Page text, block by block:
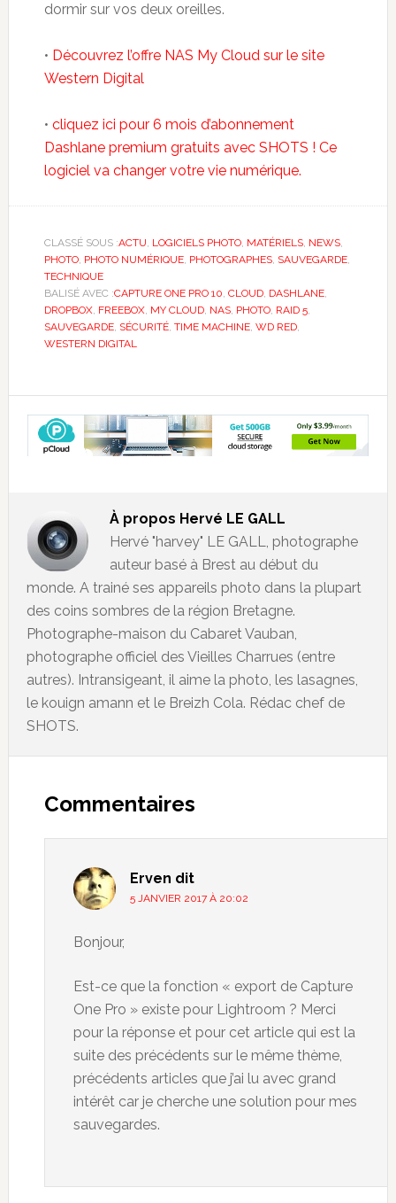
dormir sur vos deux oreilles.
• Découvrez l’offre NAS My Cloud sur le site
Western Digital
• cliquez ici pour 6 mois d’abonnement
Dashlane premium gratuits avec SHOTS ! Ce
logiciel va changer votre vie numérique.
CLASSÉ SOUS :ACTU, LOGICIELS PHOTO, MATÉRIELS, NEWS,
PHOTO, PHOTO NUMÉRIQUE, PHOTOGRAPHES, SAUVEGARDE,
TECHNIQUE
BALISÉ AVEC :CAPTURE ONE PRO 10, CLOUD, DASHLANE,
DROPBOX, FREEBOX, MY CLOUD, NAS, PHOTO, RAID 5,
SAUVEGARDE, SÉCURITÉ, TIME MACHINE, WD RED,
WESTERN DIGITAL
À propos Hervé LE GALL
Hervé "harvey" LE GALL, photographe
auteur basé à Brest au début du
monde. A trainé ses appareils photo dans la plupart
des coins sombres de la région Bretagne.
Photographe-maison du Cabaret Vauban,
photographe officiel des Vieilles Charrues (entre
autres). Intransigeant, il aime la photo, les lasagnes,
le kouign amann et le Breizh Cola. Rédac chef de
SHOTS.
Commentaires
Erven dit
5 JANVIER 2017 À 20:02
Bonjour,
Est-ce que la fonction « export de Capture
One Pro » existe pour Lightroom ? Merci
pour la réponse et pour cet article qui est la
suite des précédents sur le même thème,
précédents articles que j’ai lu avec grand
intérêt car je cherche une solution pour mes
sauvegardes.